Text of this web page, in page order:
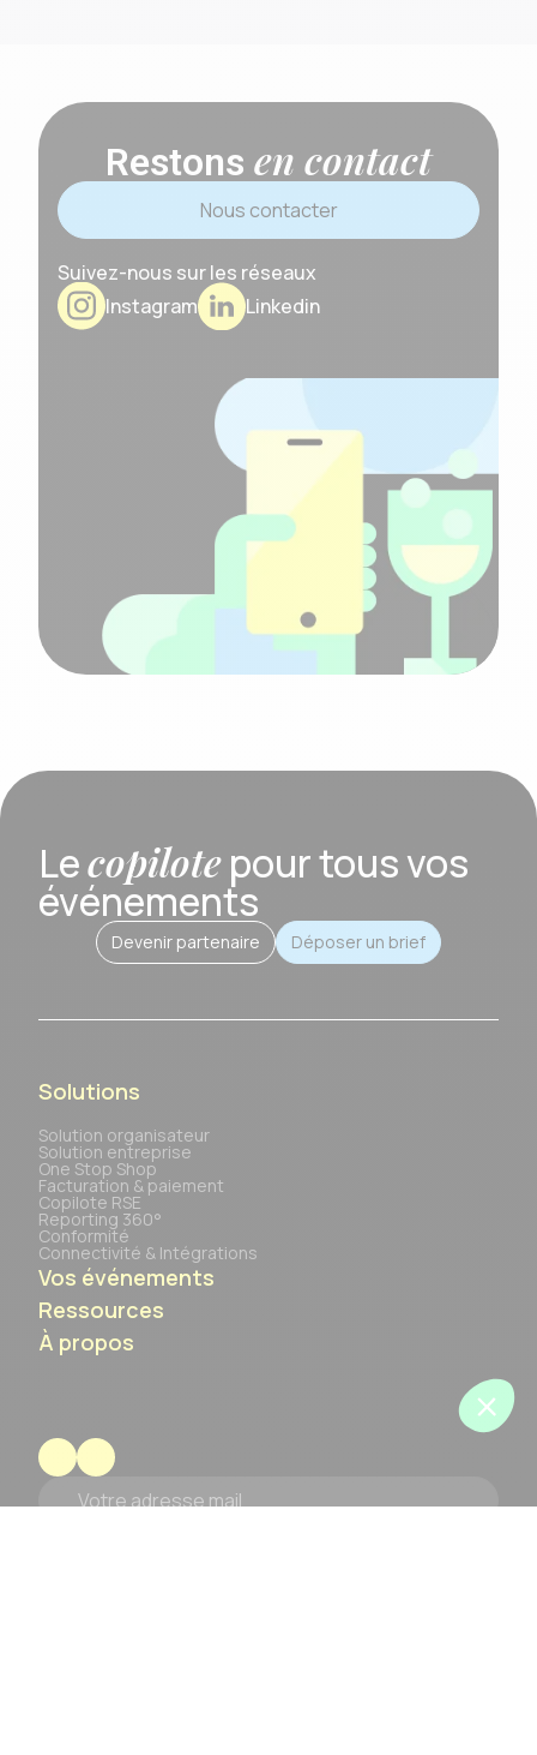
Restons en contact
Nous contacter
Suivez-nous sur les réseaux
Instagram
Linkedin
Lecopilotepour tous vos
événements
Devenir partenaire Déposer un brief
Solutions
Solution organisateur
Solution entreprise
One Stop Shop
Facturation & paiement
Copilote RSE
Reporting 360°
Conformité
Connectivité & Intégrations
Vos événements
Ressources
À propos
Votre adresse mail